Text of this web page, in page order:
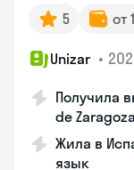
5 от
Unizar •
Получила
de Zaragoza
Жила в
язык